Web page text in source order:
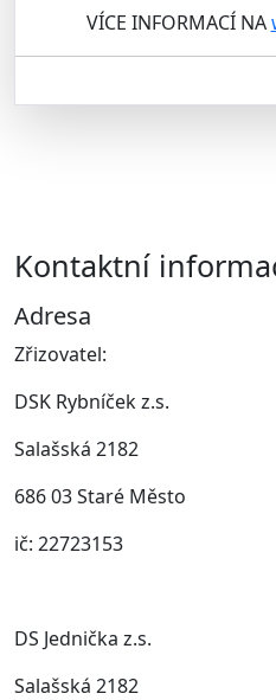
VÍCE INFORMACÍ NA
Kontaktní
Adresa
Zřizovatel:
DSK Rybníček z.s.
Salašská 2182
686 03 Staré Město
ič: 22723153
DS Jednička z.s.
Salašská 2182